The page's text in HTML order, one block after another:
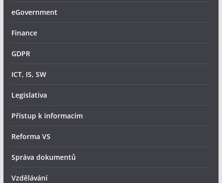
eGovernment
Finance
GDPR
ICT, IS, SW
Legislativa
Přístup k informacím
Reforma VS
Správa dokumentů
Vzdělávání